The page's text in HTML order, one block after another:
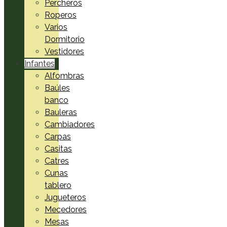
Percheros
Roperos
Varios
Dormitorio
Vestidores
Infantes
Alfombras
Baúles
banco
Bauleras
Cambiadores
Carpas
Casitas
Catres
Cunas
tablero
Jugueteros
Mecedores
Mesas